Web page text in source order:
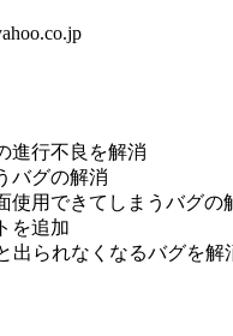
進行不良を解消
バグの解消
用できてしまうバグの
を追加
出られなくなるバグを解